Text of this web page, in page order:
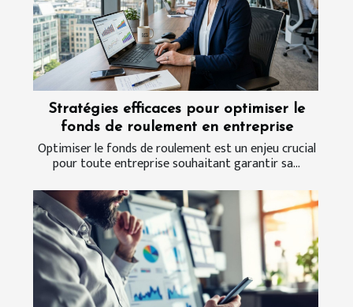
Stratégies efficaces pour optimiser le
fonds de roulement en entreprise
Optimiser le fonds de roulement est un enjeu crucial
pour toute entreprise souhaitant garantir sa...